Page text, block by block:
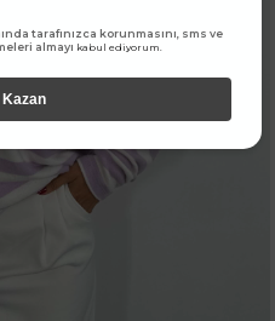
tarafınızca korunmasını, sms ve
almayı kabul ediyorum.